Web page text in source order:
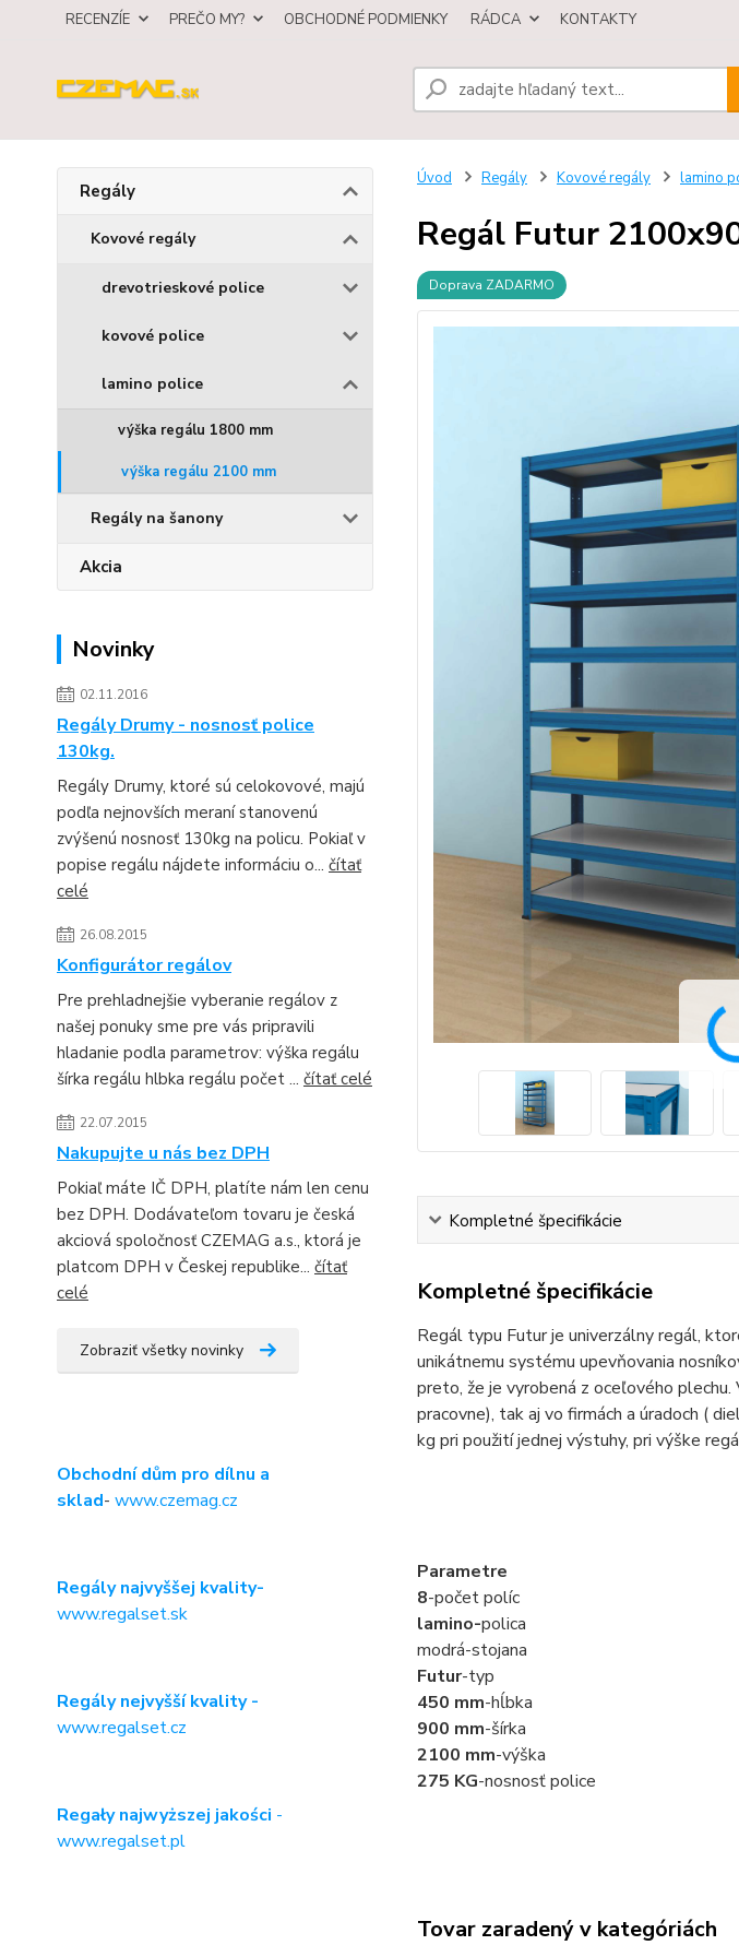
RECENZÍE PREČO MY? OBCHODNÉ PODMIENKY RÁDCA KONTAKTY
Regály
Kovové regály
drevotrieskové police
kovové police
lamino police
výška regálu 1800 mm
výška regálu 2100 mm
Regály na šanony
Akcia
Novinky
02.11.2016
Regály Drumy - nosnosť police
130kg.
Regály Drumy, ktoré sú celokovové, majú
podľa nejnovších meraní stanovenú
zvýšenú nosnosť 130kg na policu. Pokiaľ v
popise regálu nájdete informáciu o... čítať
celé
26.08.2015
Konfigurátor regálov
Pre prehladnejšie vyberanie regálov z
našej ponuky sme pre vás pripravili
hladanie podla parametrov: výška regálu
šírka regálu hlbka regálu počet ... čítať celé
22.07.2015
Nakupujte u nás bez DPH
Pokiaľ máte IČ DPH, platíte nám len cenu
bez DPH. Dodávateľom tovaru je česká
akciová spoločnosť CZEMAG a.s., ktorá je
platcom DPH v Českej republike... čítať
celé
Zobraziť všetky novinky
Obchodní dům pro dílnu a
sklad- www.czemag.cz
Regály najvyššej kvality-
www.regalset.sk
Regály nejvyšší kvality -
www.regalset.cz
Regały najwyższej jakości -
www.regalset.pl
Úvod Regály Kovové regály lamino
Regál Futur
Doprava ZADARMO
Kompletné špecifikácie
Kompletné špecifikácie
Regál typu Futur je univerzálny regál,
unikátnemu systému upevňovania
preto, že je vyrobená z oceľového
pracovne), tak aj vo firmách a úradoch (
kg pri použití jednej výstuhy, pri výške
Parametre
8-počet políc
lamino-polica
modrá-stojana
Futur-typ
450 mm-hĺbka
900 mm-šírka
2100 mm-výška
275 KG-nosnosť police
Tovar zaradený v kategóriách